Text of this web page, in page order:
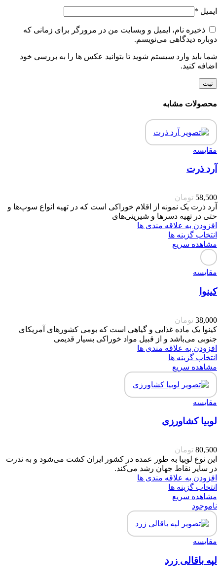
ایمیل *
ذخیره نام، ایمیل و وبسایت من در مرورگر برای زمانی که
دوباره دیدگاهی می‌نویسم.
شما باید وارد سیستم شوید تا بتوانید عکس ها را به بررسی خود
اضافه کنید.
محصولات مشابه
مقایسه
آرد ذرت
58,500 تومان
آرد ذرت یک نمونه از اقلام خوراکی است که در تهیه انواع سوپ‌ها و
حتی در تهیه دسرها و شیرینی‌های
افزودن به علاقه مندی ها
انتخاب گزینه ها
مشاهده سریع
مقایسه
کینوا
38,000 تومان
کینوا یک ماده غذایی و گیاهی است که بومی کشورهای آمریکای
جنوبی می‌باشد و از قبیل مواد خوراکی بسیار قدیمی
افزودن به علاقه مندی ها
انتخاب گزینه ها
مشاهده سریع
مقایسه
لوبیا کشاورزی
80,500 تومان
این نوع لوبیا به طور عمده در کشور ایران کشت می‌شود و به ندرت
در سایر نقاط جهان رشد می‌کند.
افزودن به علاقه مندی ها
انتخاب گزینه ها
مشاهده سریع
ناموجود
مقایسه
لپه باقالی زرد